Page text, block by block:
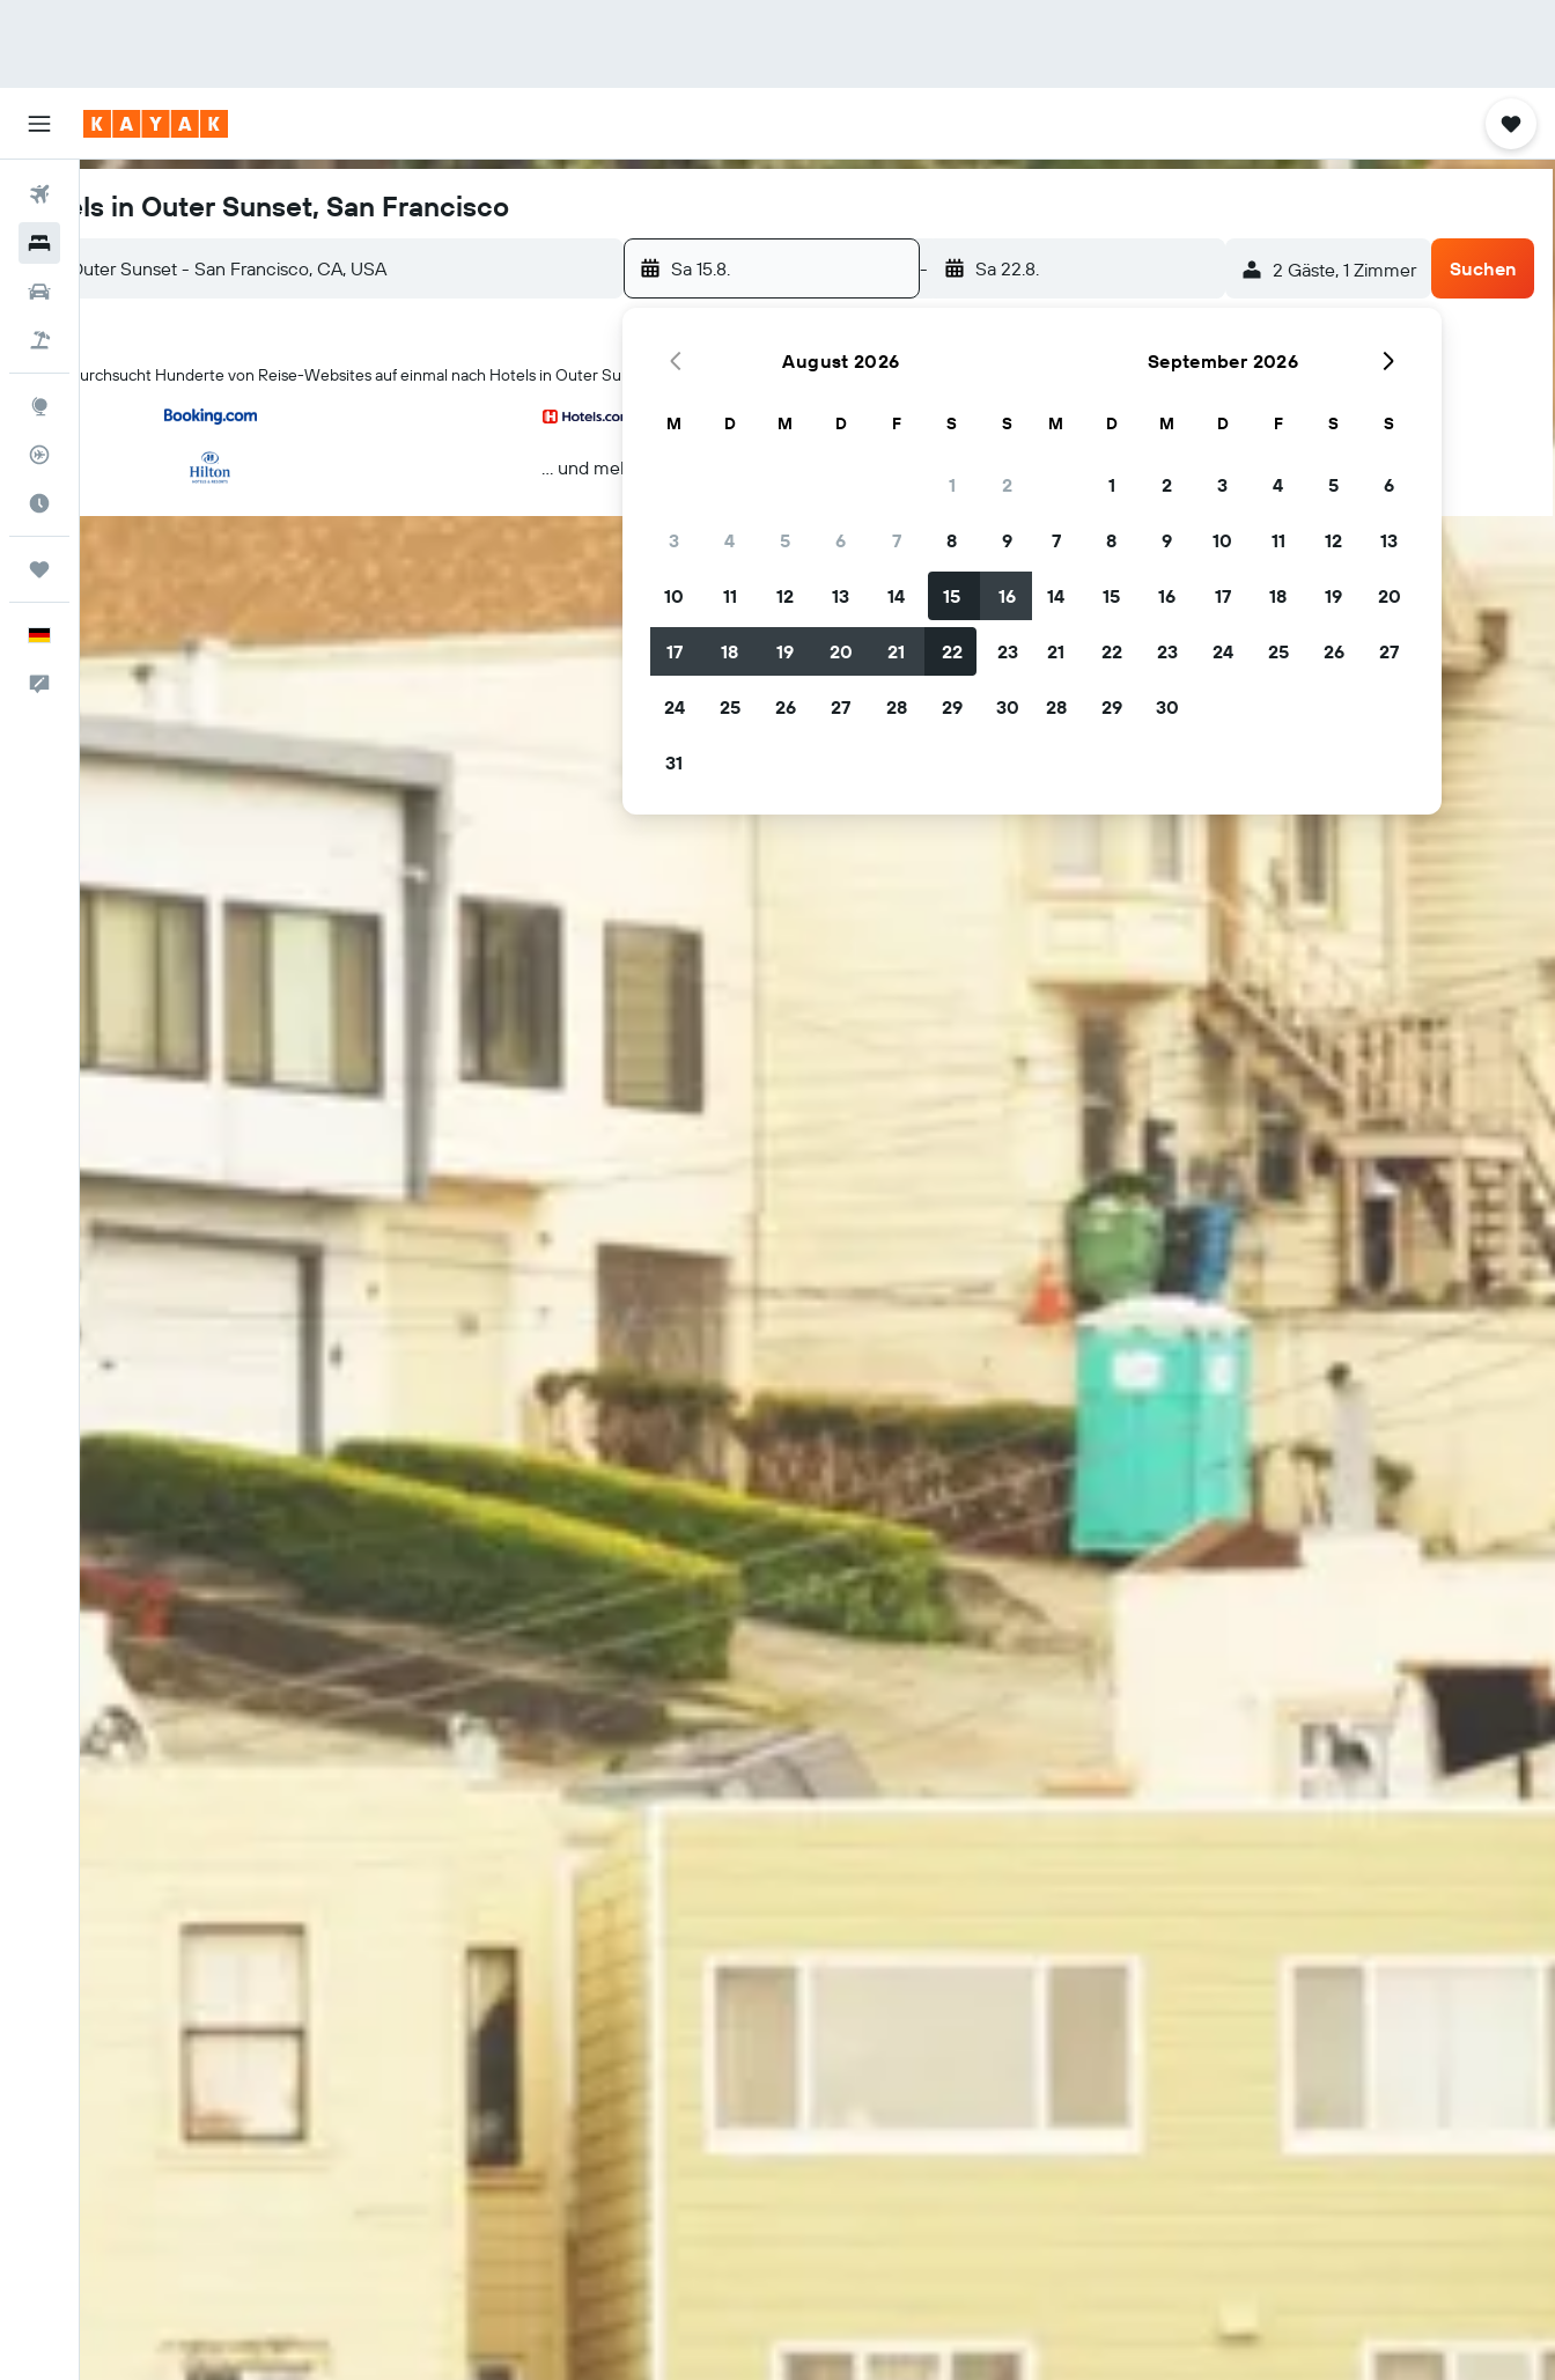
Flüge
Feedback
Hotels in Outer Sunset, San Francisco
Sa 15.8. - Sa 22.8. 2 Gäste, 1 Zimmer Suchen
KAYAK durchsucht Hunderte von Reise-Websites auf einmal nach Hotels in Outer Sunset
… und mehr
August 2026
M D M D F S S
1 2
3 4 5 6 7 8 9
10 11 12 13 14 15 16
17 18 19 20 21 22 23
24 25 26 27 28 29 30
31
September 2026
M D M D F S S
1 2 3 4 5 6
7 8 9 10 11 12 13
14 15 16 17 18 19 20
21 22 23 24 25 26 27
28 29 30